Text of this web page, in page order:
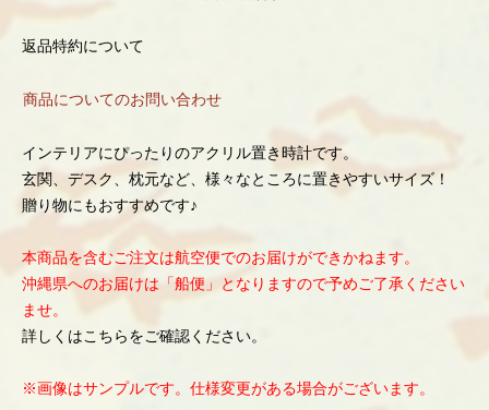
返品特約について
商品についてのお問い合わせ
インテリアにぴったりのアクリル置き時計です。
玄関、デスク、枕元など、様々なところに置きやすいサイズ！
贈り物にもおすすめです♪
本商品を含むご注文は航空便でのお届けができかねます。
沖縄県へのお届けは「船便」となりますので予めご了承ください
ませ。
詳しくはこちらをご確認ください。
※画像はサンプルです。仕様変更がある場合がございます。